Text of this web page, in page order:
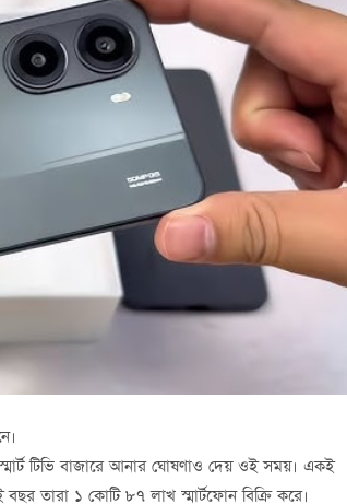
টিভি বাজারে আনার ঘোষণাও দেয় ওই সময়। একই
বছর তারা ১ কোটি ৮৭ লাখ স্মার্টফোন বিক্রি করে।